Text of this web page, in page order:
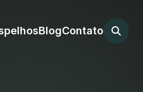
BlogContato